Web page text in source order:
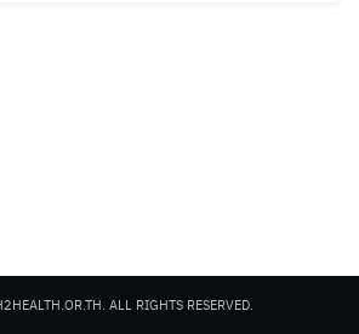
ALL RIGHTS RESERVED.